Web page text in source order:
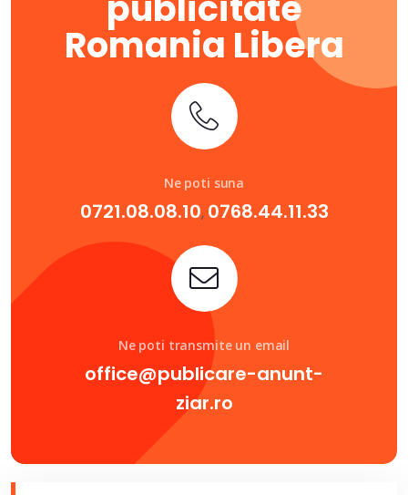
Romania Libera
Ne poti suna
0721.08.08.10, 0768.44.11.33
Ne poti transmite un email
office@publicare-anunt-
ziar.ro